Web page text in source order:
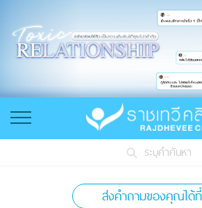
ระบุคำค้นหา
ส่งคำถามของคุณได้